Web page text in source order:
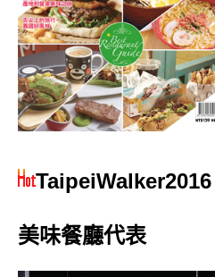
TaipeiWalker2016
美味餐廳代表